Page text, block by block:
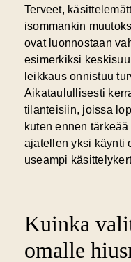
Terveet,
isommankin
ovat luonnostaan
esimerkiksi
leikkaus onnistuu
Aikataulullisesti
tilanteisiin, joissa
kuten ennen
ajatellen yksi käynti
useampi
Kuinka
omalle